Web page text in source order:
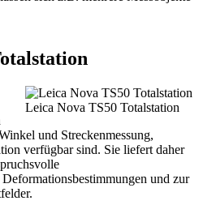
Leica Nova TS50 Totalstation
und Streckenmessung,
verfügbar sind. Sie liefert daher
und zur